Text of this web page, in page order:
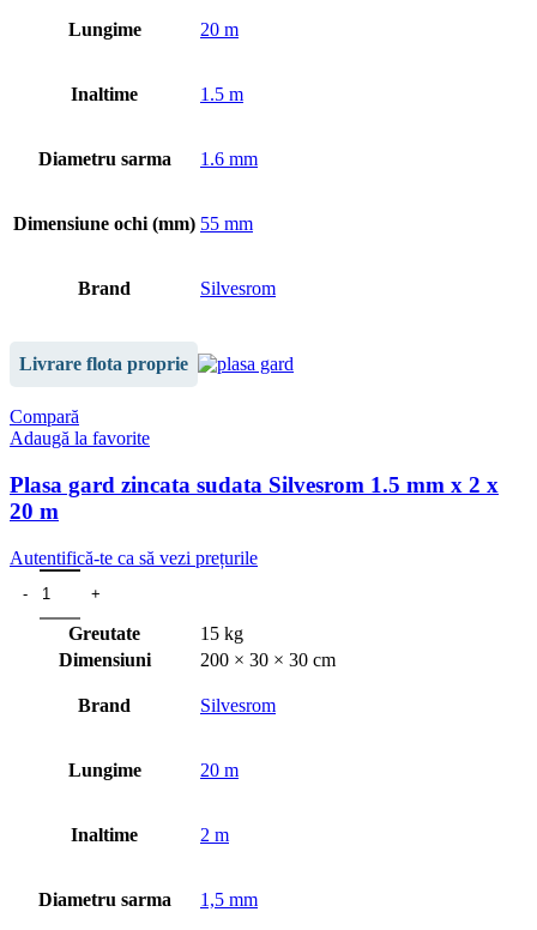
Lungime 20 m
Inaltime 1.5 m
Diametru sarma 1.6 mm
Dimensiune ochi (mm) 55 mm
Brand Silvesrom
Livrare flota proprie
Compară
Adaugă la favorite
Plasa gard zincata sudata Silvesrom 1.5 mm x 2 x
20 m
Autentifică-te ca să vezi prețurile
Greutate
15 kg
Dimensiuni
200 × 30 × 30 cm
Brand Silvesrom
Lungime 20 m
Inaltime 2 m
Diametru sarma 1,5 mm